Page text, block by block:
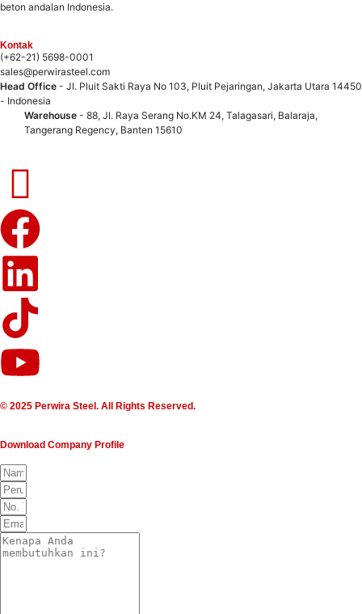
beton andalan Indonesia.
Kontak
(+62-21) 5698-0001
sales@perwirasteel.com
Head Office - Jl. Pluit Sakti Raya No 103, Pluit Pejaringan, Jakarta Utara 14450
- Indonesia
Warehouse - 88, Jl. Raya Serang No.KM 24, Talagasari, Balaraja,
Tangerang Regency, Banten 15610
© 2025 Perwira Steel. All Rights Reserved.
Download Company Profile